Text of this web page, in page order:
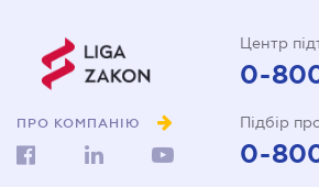
ПРО КОМПАНІЮ
Центр
0-
Підбір
0-